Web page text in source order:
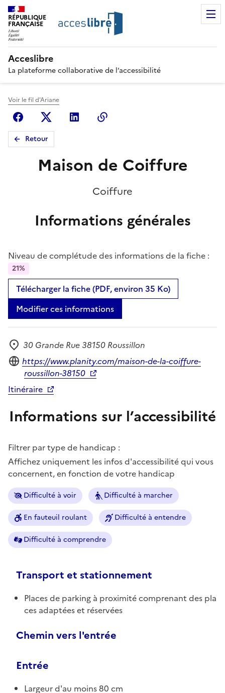
RÉPUBLIQUE
FRANÇAISE
Acceslibre
La plateforme collaborative de l’accessibilité
Voir le fil d'Ariane
FacebookX (anciennement Twitter)
Linkedin
Retour
Maison de Coiffure
Coiffure
Informations générales
Niveau de complétude des informations de la fiche :
21%
Télécharger la fiche (PDF, environ 35 Ko)
Modifier ces informations
Adresse
30 Grande Rue 38150 Roussillon
Site internet
https://www.planity.com/maison-de-la-coiffure-
roussillon-38150
Itinéraire
Informations sur l’accessibilité
Filtrer par type de handicap :
Affichez uniquement les infos d'accessibilité qui vous
concernent, en fonction de votre handicap
Difficulté à voir Difficulté à marcher
En fauteuil roulant Difficulté à entendre
Difficulté à comprendre
Transport et stationnement
Places de parking à proximité comprenant des pla
ces adaptées et réservées
Chemin vers l'entrée
Entrée
Largeur d'au moins 80 cm